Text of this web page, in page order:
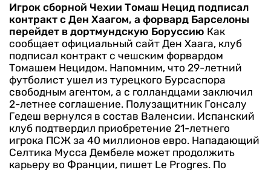
Игрок сборной Чехии Томаш Нецид подписал
контракт с Ден Хаагом, а форвард Барселоны
перейдет в дортмундскую Боруссию Как
сообщает официальный сайт Ден Хаага, клуб
подписал контракт с чешским форвардом
Томашем Нецидом. Напомним, что 29-летний
футболист ушел из турецкого Бурсаспора
свободным агентом, а с голландцами заключил
2-летнее соглашение. Полузащитник Гонсалу
Гедеш вернулся в состав Валенсии. Испанский
клуб подтвердил приобретение 21-летнего
игрока ПСЖ за 40 миллионов евро. Нападающий
Селтика Мусса Дембеле может продолжить
карьеру во Франции, пишет Le Progres. По